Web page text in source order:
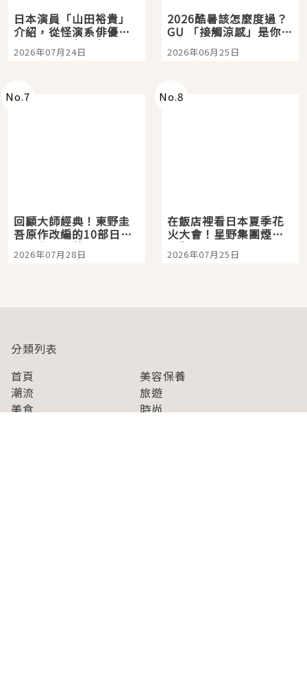
日本演員「山田裕貴」
介紹，從怪演系俳優走
向國民級日劇主角
2026年07月24日
2026酷暑該怎麼度過？
GU 「接觸涼感」是你的
夏日救星
2026年06月25日
No.7
回顧大師經典！東野圭
吾原作改編的10部日本
影視作品推薦
2026年07月28日
No.8
在飯店裡看日本夏季花
火大會！星野集團煙火
景觀飯店6選，讓你不用
人擠人悠閒欣賞
2026年07月25日
分類列表
首頁
美容保養
潮流
旅遊
美食
時尚